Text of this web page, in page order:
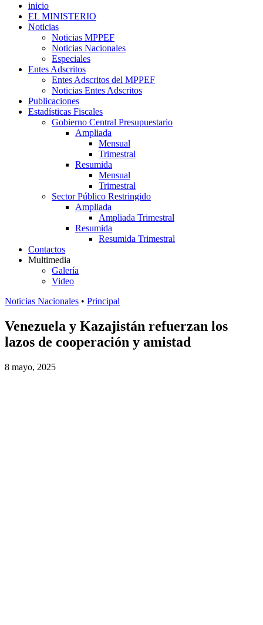
inicio
EL MINISTERIO
Noticias
Noticias MPPEF
Noticias Nacionales
Especiales
Entes Adscritos
Entes Adscritos del MPPEF
Noticias Entes Adscritos
Publicaciones
Estadísticas Fiscales
Gobierno Central Presupuestario
Ampliada
Mensual
Trimestral
Resumida
Mensual
Trimestral
Sector Público Restringido
Ampliada
Ampliada Trimestral
Resumida
Resumida Trimestral
Contactos
Multimedia
Galería
Video
Noticias Nacionales • Principal
Venezuela y Kazajistán refuerzan los
lazos de cooperación y amistad
8 mayo, 2025